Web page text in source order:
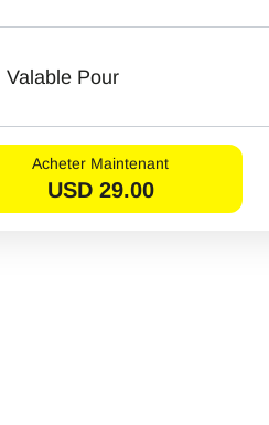
Valable Pour
Acheter Maintenant
USD 29.00